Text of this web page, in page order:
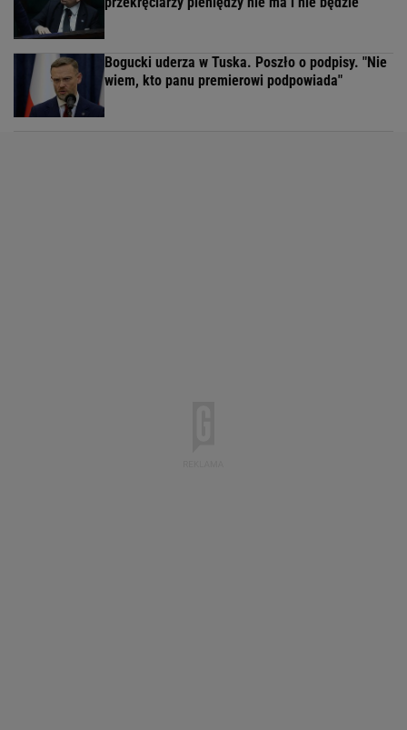
Bogucki uderza w Tuska. Poszło o podpisy. "Nie
wiem, kto panu premierowi podpowiada"